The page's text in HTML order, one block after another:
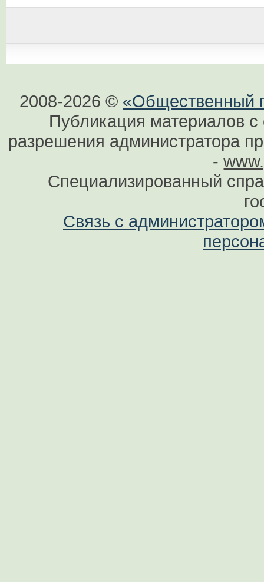
2008-2026 © «Общественный
Публикация материалов
разрешения администратора
-
Специализированный
Связь с